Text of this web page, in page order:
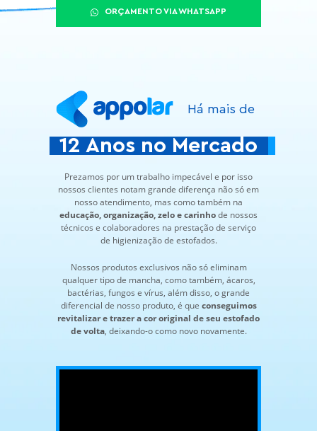
ORÇAMENTO VIA WHATSAPP
Há mais de
12 Anos no Mercado
Prezamos por um trabalho impecável e por isso
nossos clientes notam grande diferença não só em
nosso atendimento, mas como também na
educação, organização, zelo e carinhode nossos
técnicos e colaboradores na prestação de serviço
de higienização de estofados.
Nossos produtos exclusivos não só eliminam
qualquer tipo de mancha, como também, ácaros,
bactérias, fungos e vírus, além disso, o grande
diferencial de nosso produto, é que conseguimos
revitalizar e trazer a cor original de seu estofado
de volta, deixando-o como novo novamente.